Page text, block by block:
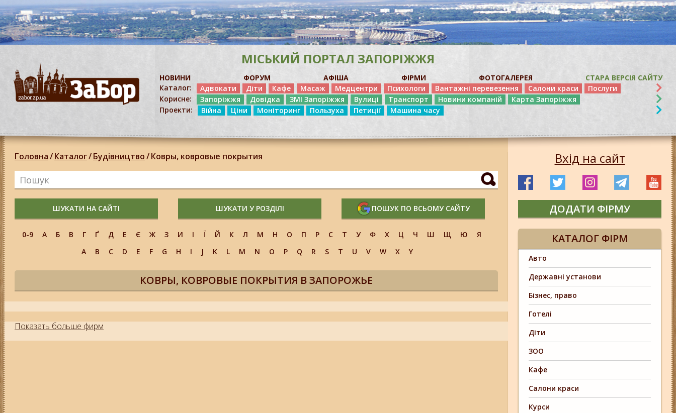
МІСЬКИЙ ПОРТАЛ ЗАПОРІЖЖЯ
НОВИНИ ФОРУМ АФІША ФІРМИ ФОТОГАЛЕРЕЯ
СТАРА ВЕРСІЯ САЙТУ
Каталог:
Адвокати Діти Кафе Масаж Медцентри Психологи Вантажні перевезення Салони краси
Послуги
Корисне:
Запоріжжя Довідка ЗМІ Запоріжжя Вулиці Транспорт Новини компаній
Карта Запоріжжя
Проекти:
Війна Ціни Моніторинг Пользуха Петиції Машина часу
Головна/Каталог/Будівництво/Ковры, ковровые покрытия
ШУКАТИ НА САЙТІ ШУКАТИ У РОЗДІЛІ ПОШУК ПО ВСЬОМУ САЙТУ
0-9 А Б В Г Ґ Д Е Є Ж З И І Ї Й К Л М Н О П Р С Т У Ф Х Ц Ч Ш Щ Ю
Я
A
B C D E F G H I J K L M N O P Q R S T U V W X Y
КОВРЫ, КОВРОВЫЕ ПОКРЫТИЯ В ЗАПОРОЖЬЕ
Показать больше фирм
Вхід на сайт
ДОДАТИ ФІРМУ
КАТАЛОГ ФІРМ
Авто
Державні установи
Бізнес, право
Готелі
Діти
ЗОО
Кафе
Салони краси
Курси